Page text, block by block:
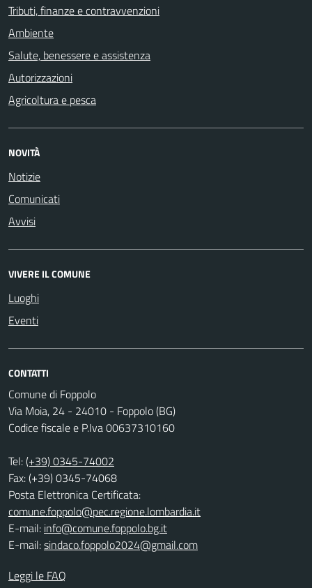
Tributi, finanze e contravvenzioni
Ambiente
Salute, benessere e assistenza
Autorizzazioni
Agricoltura e pesca
NOVITÀ
Notizie
Comunicati
Avvisi
VIVERE IL COMUNE
Luoghi
Eventi
CONTATTI
Comune di Foppolo
Via Moia, 24 - 24010 - Foppolo (BG)
Codice fiscale e P.Iva 00637310160
Tel:(+39) 0345-74002
Fax: (+39) 0345-74068
Posta Elettronica Certificata:
comune.foppolo@pec.regione.lombardia.it
E-mail: info@comune.foppolo.bg.it
E-mail:sindaco.foppolo2024@gmail.com
Leggi le FAQ